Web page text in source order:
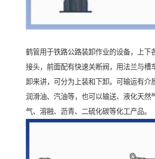
鹤管用于铁路公路装卸作业的设备，上下
接头，前面配有快速关断阀，用法兰与槽
卸来讲，可分为上装和下卸。可输运有介
润滑油、汽油等，也可以输送、液化天然
气、溶融、沥青、二硫化碳等化工产品。